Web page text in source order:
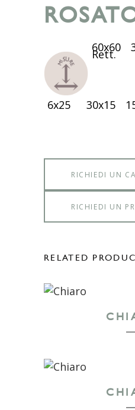
60x60
Rett.
6x25 30x15
RICHIEDI UN
RICHIEDI UN
RELATED